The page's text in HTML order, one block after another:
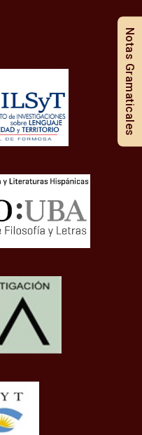
Notas Gramaticales